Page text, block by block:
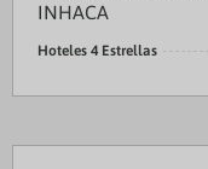
INHACA
Hoteles 4 Estrellas